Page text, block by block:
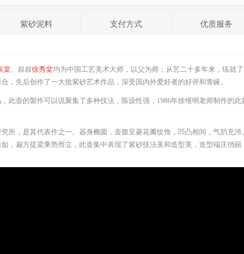
紫砂泥料 支付方式 优质服务
棠 、叔叔徐秀棠均为中国工艺美术大师，以父为师；从艺二十多年来，练就
，先后创作了一大批紫砂艺术作品，深受国内外爱好者的好评和青睐。
此壶的製作可以说聚集了多种技法，陈设性强， 1986年徐维明老师制作的
所，是其代表作之一。 器身椭圆， 壶腹呈菱花瓣纹饰，凹凸相间， 气韵充沛
，扁方提梁乘势而立， 此壶集中表现了紫砂技法美和造型美， 造型端庄俏丽